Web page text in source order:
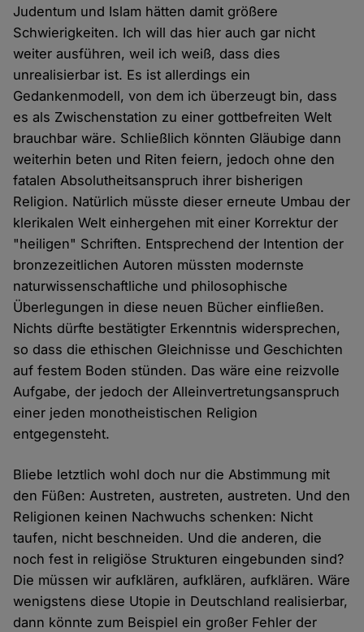
Judentum und Islam hätten damit größere
Schwierigkeiten. Ich will das hier auch gar nicht
weiter ausführen, weil ich weiß, dass dies
unrealisierbar ist. Es ist allerdings ein
Gedankenmodell, von dem ich überzeugt bin, dass
es als Zwischenstation zu einer gottbefreiten Welt
brauchbar wäre. Schließlich könnten Gläubige dann
weiterhin beten und Riten feiern, jedoch ohne den
fatalen Absolutheitsanspruch ihrer bisherigen
Religion. Natürlich müsste dieser erneute Umbau der
klerikalen Welt einhergehen mit einer Korrektur der
"heiligen" Schriften. Entsprechend der Intention der
bronzezeitlichen Autoren müssten modernste
naturwissenschaftliche und philosophische
Überlegungen in diese neuen Bücher einfließen.
Nichts dürfte bestätigter Erkenntnis widersprechen,
so dass die ethischen Gleichnisse und Geschichten
auf festem Boden stünden. Das wäre eine reizvolle
Aufgabe, der jedoch der Alleinvertretungsanspruch
einer jeden monotheistischen Religion
entgegensteht.
Bliebe letztlich wohl doch nur die Abstimmung mit
den Füßen: Austreten, austreten, austreten. Und den
Religionen keinen Nachwuchs schenken: Nicht
taufen, nicht beschneiden. Und die anderen, die
noch fest in religiöse Strukturen eingebunden sind?
Die müssen wir aufklären, aufklären, aufklären. Wäre
wenigstens diese Utopie in Deutschland realisierbar,
dann könnte zum Beispiel ein großer Fehler der